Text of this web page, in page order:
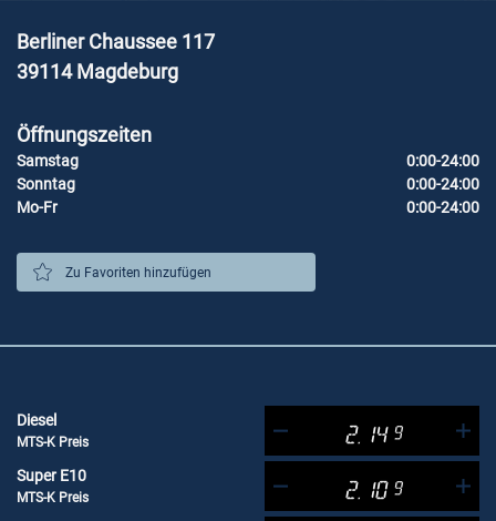
Berliner Chaussee 117
39114 Magdeburg
Öffnungszeiten
Samstag
0:00-24:00
Sonntag
0:00-24:00
Mo-Fr
0:00-24:00
Zu Favoriten hinzufügen
Diesel
MTS-K Preis 2.14 9
Super E10
MTS-K Preis 2.10 9